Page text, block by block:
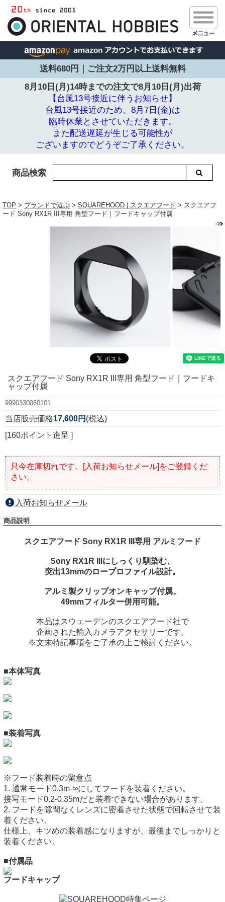
送料680円｜ご注文2万円以上送料無料
8月10日(月)14時までの注文で8月10日(月)出荷
【台風13号接近に伴うお知らせ】
台風13号接近のため、8月7日(金)は
臨時休業とさせていただきます。
また配送遅延が生じる可能性が
ございますのでどうぞご了承ください。
商品検索
TOP > ブランドで選ぶ > SQUAREHOOD | スクエアフード > スクエアフ
ード Sony RX1R III専用 角型フード｜フードキャップ付属
スクエアフード Sony RX1R III専用 角型フード｜フードキ
ャップ付属
9990330060101
当店販売価格17,600円 (税込)
[160ポイント進呈 ]
只今在庫切れです。[入荷お知らせメール]をご登録くだ
さい。
入荷お知らせメール
商品説明
スクエアフード Sony RX1R III専用 アルミフード
Sony RX1R IIIにしっくり馴染む、
突出13mmのロープロファイル設計。
アルミ製クリップオンキャップ付属。
49mmフィルター併用可能。
本品はスウェーデンのスクエアフード社で
企画された輸入カメラアクセサリーです。
※文末特記事項をご了承の上ご検討ください。
■本体写真
■装着写真
※フード装着時の留意点
1. 通常モード0.3m-∞にしてフードを装着ください。
接写モード0.2-0.35mだと装着できない場合があります。
2. フードを隙間なくレンズに密着させた状態で回転させて装
着ください。
仕様上、キツめの装着感になりますが、最後までしっかりと
装着ください。
■付属品
フードキャップ